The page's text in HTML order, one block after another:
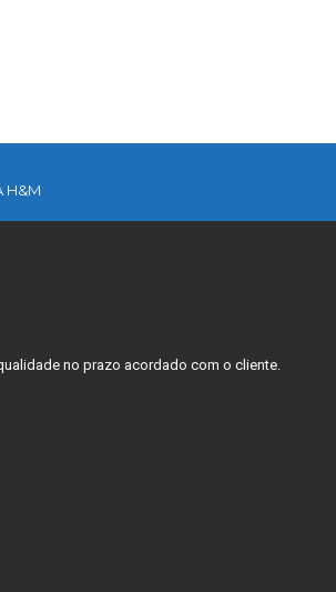
H&M
no prazo acordado com o cliente.